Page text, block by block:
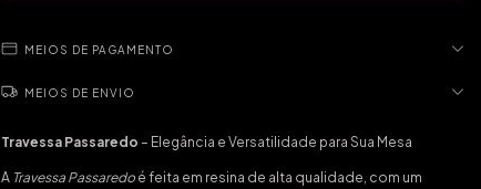
MEIOS DE PAGAMENTO
MEIOS DE ENVIO
Travessa Passaredo – Elegância e Versatilidade para Sua Mesa
A Travessa Passaredo é feita em resina de alta qualidade, com um